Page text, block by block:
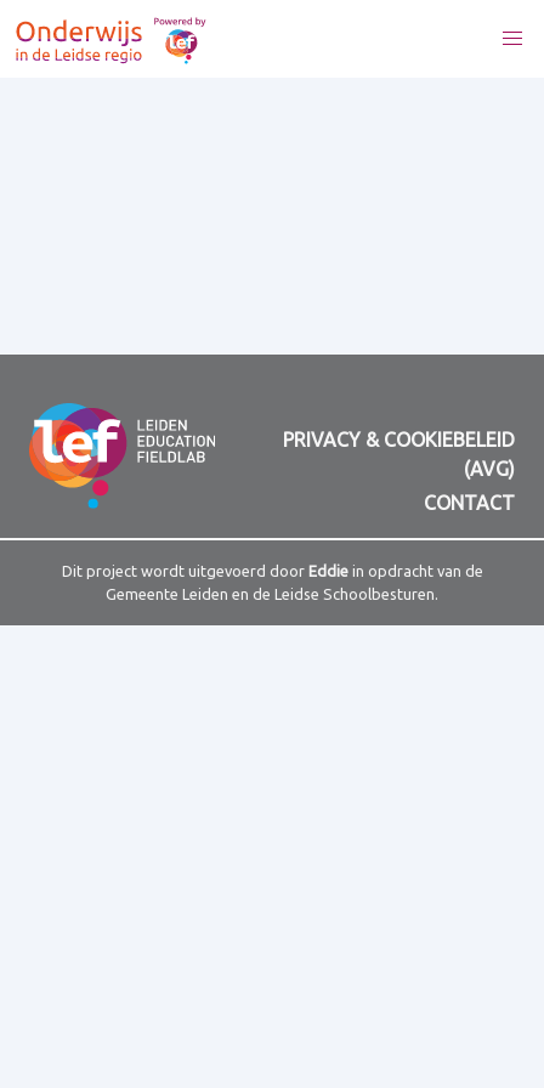
PRIVACY & COOKIEBELEID
(AVG)
CONTACT
Dit project wordt uitgevoerd door Eddiein opdracht van de
Gemeente Leiden en de Leidse Schoolbesturen.